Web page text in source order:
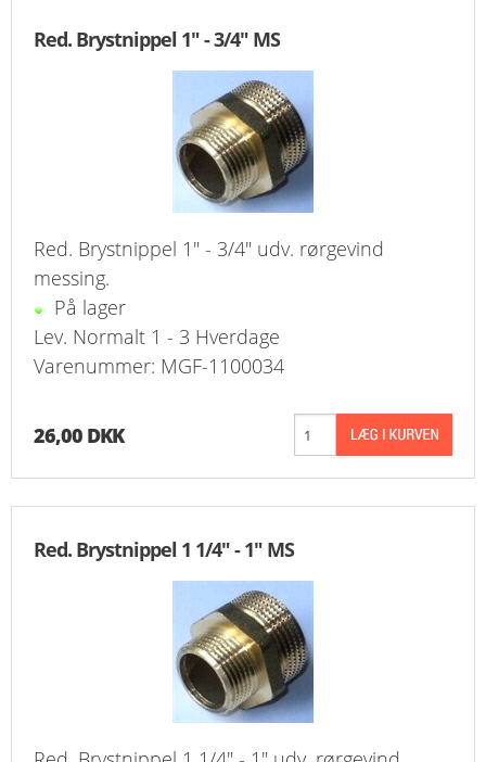
Red. Brystnippel 1" - 3/4" MS
Red. Brystnippel 1" - 3/4" udv. rørgevind
messing.
På lager
Lev. Normalt 1 - 3 Hverdage
Varenummer: MGF-1100034
26,00 DKK
Red. Brystnippel 1 1/4" - 1" MS